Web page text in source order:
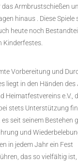
das Armbrustschießen
hinaus . Diese Spiele
heute noch
Kinderfestes.
Vorbereitung und
liegt in den Händen des
Heimatfestvereins e.V.,
stets Unterstützung
seit seinem Bestehen
und
in jedem Jahr ein Fest
das so vielfältig